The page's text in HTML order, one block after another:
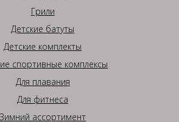
Грили
Детские батуты
Детские комплекты
спортивные комплексы
Для плавания
Для фитнеса
Зимний ассортимент